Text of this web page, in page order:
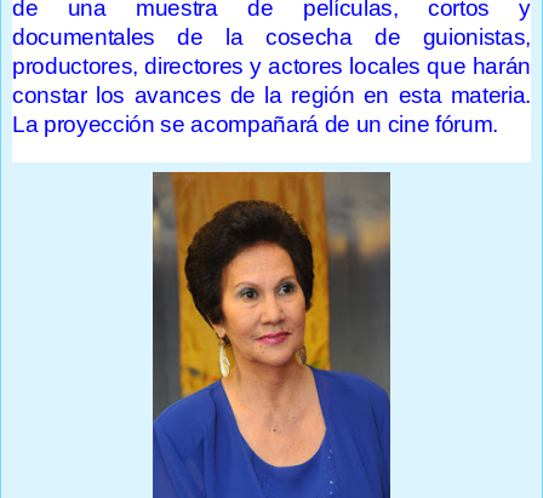
de una muestra de películas, cortos y
documentales de la cosecha de guionistas,
productores, directores y actores locales que harán
constar los avances de la región en esta materia.
La proyección se acompañará de un cine fórum.